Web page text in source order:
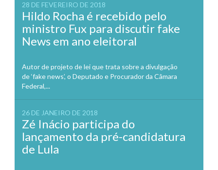
28 DE FEVEREIRO DE 2018
Hildo Rocha é recebido pelo
ministro Fux para discutir fake
News em ano eleitoral
Autor de projeto de lei que trata sobre a divulgação
de ‘fake news’, o Deputado e Procurador da Câmara
Federal,...
26 DE JANEIRO DE 2018
Zé Inácio participa do
lançamento da pré-candidatura
de Lula